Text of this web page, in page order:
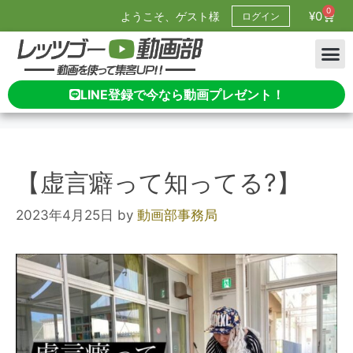
ようこそ、ゲスト様 ログイン ¥0 0
LINE登録で今なら動画プレゼント！
【虚言癖って知ってる?】
2023年4月25日 by 動画部事務局